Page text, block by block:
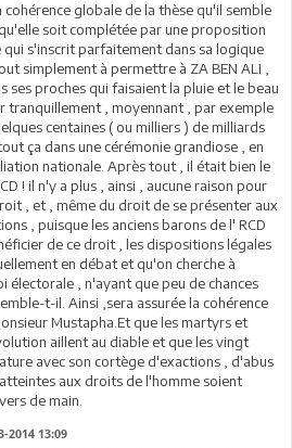
cohérence globale de la thèse qu'il semble
soit complétée par une proposition
qui s'inscrit parfaitement dans sa logique
simplement à permettre à ZA BEN ALI ,
ses proches qui faisaient la pluie et le beau
tranquillement , moyennant , par exemple
centaines ( ou milliers ) de milliards
ça dans une cérémonie grandiose , en
nationale. Après tout , il était bien le
! il n'y a plus , ainsi , aucune raison pour
, et , même du droit de se présenter aux
, puisque les anciens barons de l' RCD
de ce droit , les dispositions légales
en débat et qu'on cherche à
électorale , n'ayant que peu de chances
t-il. Ainsi ,sera assurée la cohérence
Mustapha.Et que les martyrs et
aillent au diable et que les vingt
avec son cortège d'exactions , d'abus
aux droits de l'homme soient
de main.
2014 13:09